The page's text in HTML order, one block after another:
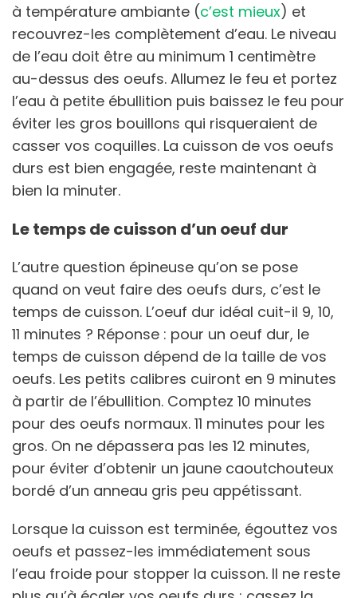
à température ambiante (c’est mieux) et
recouvrez-les complètement d’eau. Le niveau
de l’eau doit être au minimum 1 centimètre
au-dessus des oeufs. Allumez le feu et portez
l’eau à petite ébullition puis baissez le feu pour
éviter les gros bouillons qui risqueraient de
casser vos coquilles. La cuisson de vos oeufs
durs est bien engagée, reste maintenant à
bien la minuter.
Le temps de cuisson d’un oeuf dur
L’autre question épineuse qu’on se pose
quand on veut faire des oeufs durs, c’est le
temps de cuisson. L’oeuf dur idéal cuit-il 9, 10,
11 minutes ? Réponse : pour un oeuf dur, le
temps de cuisson dépend de la taille de vos
oeufs. Les petits calibres cuiront en 9 minutes
à partir de l’ébullition. Comptez 10 minutes
pour des oeufs normaux. 11 minutes pour les
gros. On ne dépassera pas les 12 minutes,
pour éviter d’obtenir un jaune caoutchouteux
bordé d’un anneau gris peu appétissant.
Lorsque la cuisson est terminée, égouttez vos
oeufs et passez-les immédiatement sous
l’eau froide pour stopper la cuisson. Il ne reste